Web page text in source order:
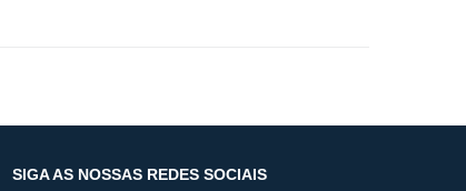
SIGA AS NOSSAS REDES SOCIAIS